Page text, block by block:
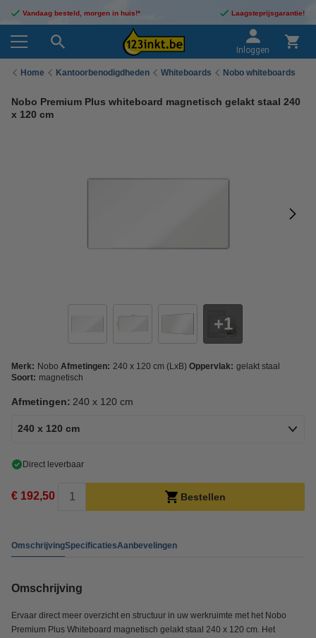
Vandaag besteld, morgen in huis!* Laagsteprijsgarantie!
Inloggen
Home Kantoorbenodigdheden Whiteboards Nobo whiteboards
Nobo Premium Plus whiteboard magnetisch gelakt staal 240
x 120 cm
1
Merk: Nobo Afmetingen: 240 x 120 cm (LxB) Oppervlak: gelakt staal
Soort: magnetisch
Afmetingen: 240 x 120 cm
240 x 120 cm
Direct leverbaar
€ 192,50 Bestellen
OmschrijvingSpecificatiesAanbevelingen
Omschrijving
Ervaar direct meer overzicht en structuur in uw werkruimte met het Nobo
Premium Plus Whiteboard magnetisch gelakt staal 240 x 120 cm. Het